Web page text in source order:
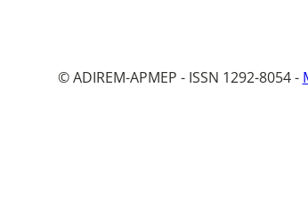
© ADIREM-APMEP - ISSN 1292-8054 -